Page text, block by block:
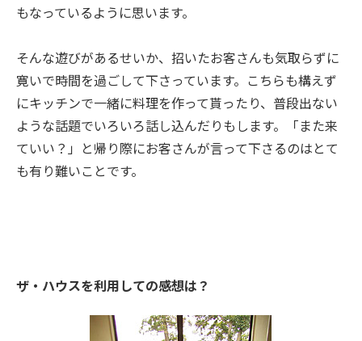
もなっているように思います。
そんな遊びがあるせいか、招いたお客さんも気取らずに
寛いで時間を過ごして下さっています。こちらも構えず
にキッチンで一緒に料理を作って貰ったり、普段出ない
ような話題でいろいろ話し込んだりもします。「また来
ていい？」と帰り際にお客さんが言って下さるのはとて
も有り難いことです。
ザ・ハウスを利用しての感想は？